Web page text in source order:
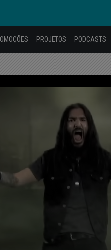
PROJETOS PODCASTS